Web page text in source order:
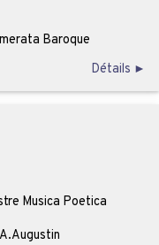
Baroque
Détails ►
Musica Poetica